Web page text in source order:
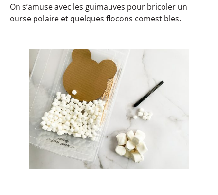
On s’amuse avec les guimauves pour bricoler un
ourse polaire et quelques flocons comestibles.